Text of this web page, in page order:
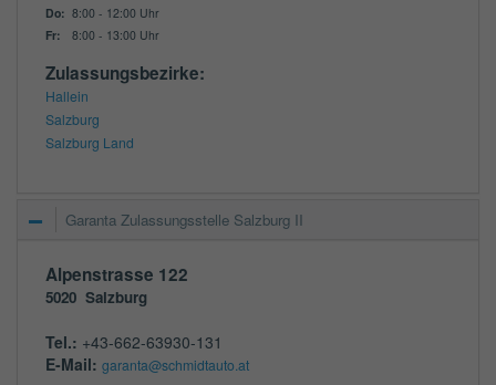
Do: 8:00 - 12:00 Uhr
Fr:
8:00 - 13:00 Uhr
Zulassungsbezirke:
Hallein
Salzburg
Salzburg Land
Garanta Zulassungsstelle Salzburg II
Alpenstrasse 122
5020 Salzburg
Tel.: +43-662-63930-131
E-Mail: garanta@schmidtauto.at